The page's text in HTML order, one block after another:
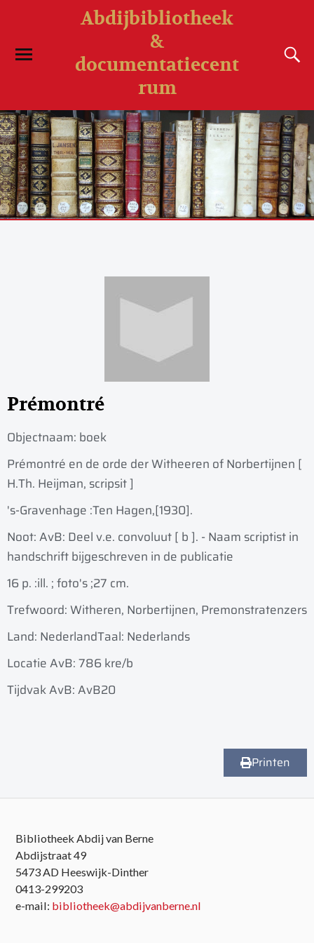
Abdijbibliotheek
&
documentatiecent
rum
Prémontré
Objectnaam: boek
Prémontré en de orde der Witheeren of Norbertijnen [
H.Th. Heijman, scripsit ]
's-Gravenhage :Ten Hagen,[1930].
Noot: AvB: Deel v.e. convoluut [ b ]. - Naam scriptist in
handschrift bijgeschreven in de publicatie
16 p. :ill. ; foto's ;27 cm.
Trefwoord: Witheren, Norbertijnen, Premonstratenzers
Land: NederlandTaal: Nederlands
Locatie AvB: 786 kre/b
Tijdvak AvB: AvB20
Printen
Bibliotheek Abdij van Berne
Abdijstraat 49
5473 AD Heeswijk-Dinther
0413-299203
e-mail: bibliotheek@abdijvanberne.nl